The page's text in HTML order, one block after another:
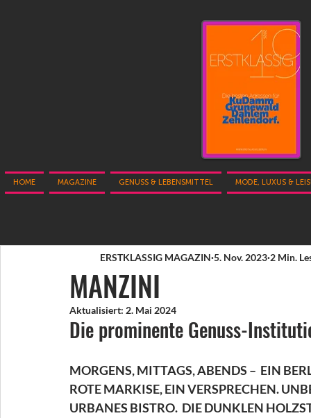
HOME MAGAZINE GENUSS & LEBENSMITTEL MODE, LUXUS &
MANZINI
ERSTKLASSIG MAGAZIN 5. Nov. 2023 2 Min.
Aktualisiert: 2. Mai 2024
Die prominente Genuss-
MORGENS, MITTAGS, ABENDS –  EIN
ROTE MARKISE, EIN VERSPRECHEN.
URBANES BISTRO.  DIE DUNKLEN